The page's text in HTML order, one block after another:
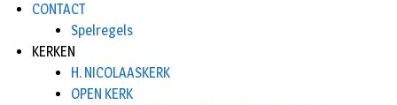
CONTACT
Spelregels
KERKEN
H. NICOLAASKERK
OPEN KERK